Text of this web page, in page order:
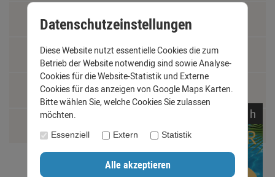
Fachbegriffe
Jobs
Montage und Installationshilfen
h
Datenschutzeinstellungen
Diese Website nutzt essentielle Cookies die zum
Betrieb der Website notwendig sind sowie Analyse-
Cookies für die Website-Statistik und Externe
Cookies für das anzeigen von Google Maps Karten.
Bitte wählen Sie, welche Cookies Sie zulassen
möchten.
Essenziell Extern Statistik